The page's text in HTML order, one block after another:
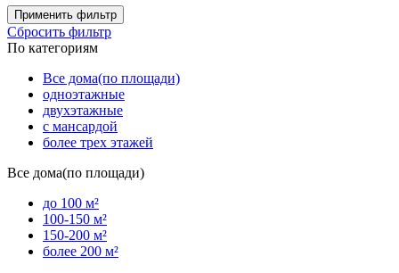
Применить фильтр
Сбросить фильтр
По категориям
Все дома(по площади)
одноэтажные
двухэтажные
с мансардой
более трех этажей
Все дома(по площади)
до 100 м²
100-150 м²
150-200 м²
более 200 м²